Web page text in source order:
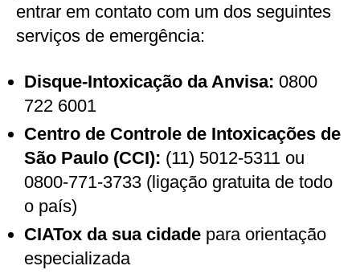
entrar em contato com um dos seguintes
serviços de emergência:
Disque-Intoxicação da Anvisa: 0800
722 6001
Centro de Controle de Intoxicações de
São Paulo (CCI): (11) 5012-5311 ou
0800-771-3733 (ligação gratuita de todo
o país)
CIATox da sua cidade para orientação
especializada